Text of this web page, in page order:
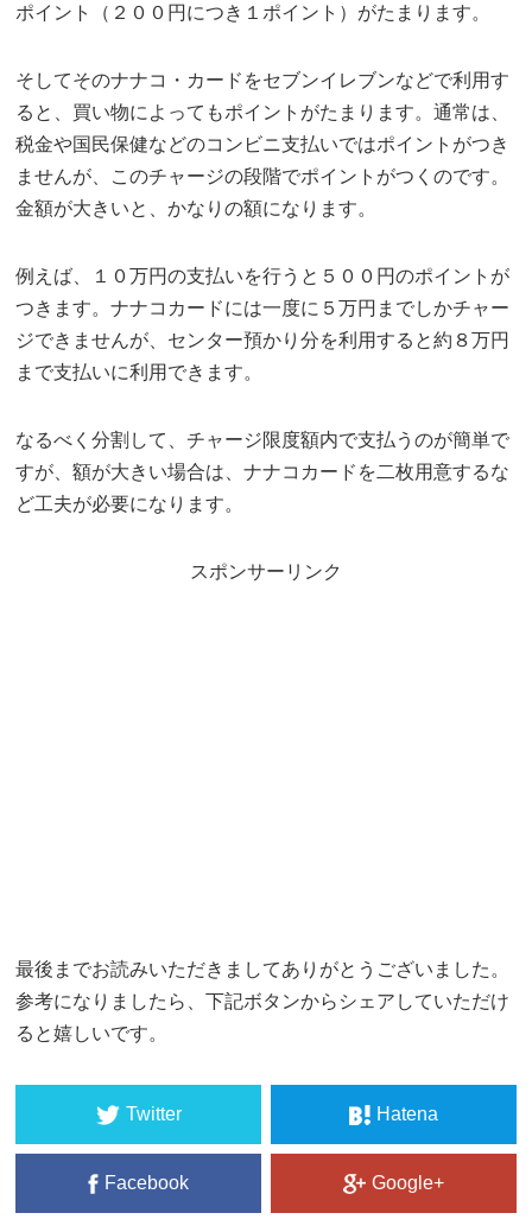
ポイント（２００円につき１ポイント）がたまります。
そしてそのナナコ・カードをセブンイレブンなどで利用す
ると、買い物によってもポイントがたまります。通常は、
税金や国民保健などのコンビニ支払いではポイントがつき
ませんが、このチャージの段階でポイントがつくのです。
金額が大きいと、かなりの額になります。
例えば、１０万円の支払いを行うと５００円のポイントが
つきます。ナナコカードには一度に５万円までしかチャー
ジできませんが、センター預かり分を利用すると約８万円
まで支払いに利用できます。
なるべく分割して、チャージ限度額内で支払うのが簡単で
すが、額が大きい場合は、ナナコカードを二枚用意するな
ど工夫が必要になります。
スポンサーリンク
最後までお読みいただきましてありがとうございました。
参考になりましたら、下記ボタンからシェアしていただけ
ると嬉しいです。
Twitter Hatena
Facebook Google+